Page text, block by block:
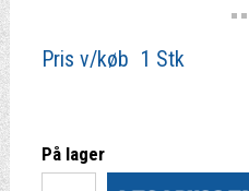
Pris v/køb 1 Stk
På lager